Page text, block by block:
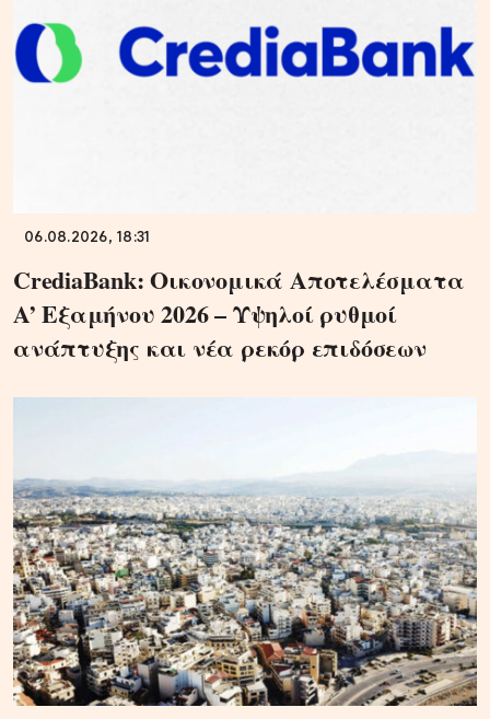
06.08.2026, 18:31
CrediaBank: Οικονομικά Αποτελέσματα
A’ Εξαμήνου 2026 – Υψηλοί ρυθμοί
ανάπτυξης και νέα ρεκόρ επιδόσεων